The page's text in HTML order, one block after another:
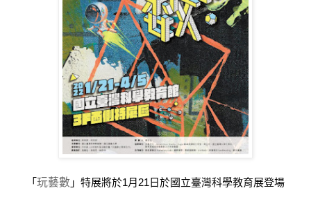
「 玩藝數 」特展將於1月21日於國立臺灣科學教育展登場